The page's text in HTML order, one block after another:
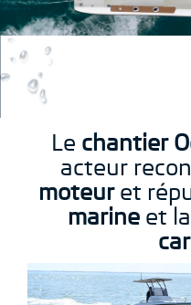
Le chantier
acteur
moteuret
marineet la